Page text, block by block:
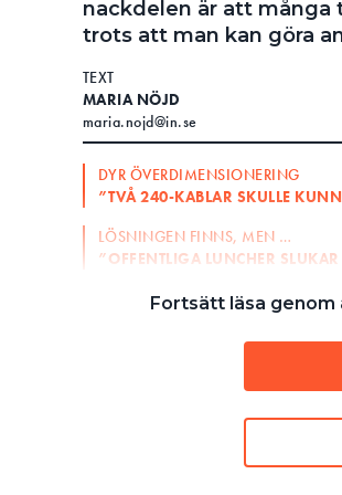
nackdelen är att många
trots att man kan göra
TEXT
MARIA NÖJD
maria.nojd@in.se
DYR ÖVERDIMENSIONERING
”TVÅ 240-KABLAR SKULLE
LÖSNINGEN FINNS, MEN …
”OFFENTLIGA LUNCHER
– DET ÄR DEN VANLIGASTE
HAN NÄMNER ATT MÅNGA
fel eftersom schablonen
Fortsätt läsa